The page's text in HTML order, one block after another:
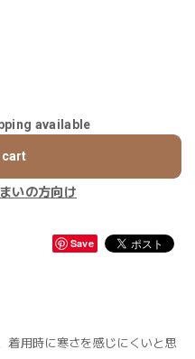
available
cart
いの方向け
Save
着用時に寒さを感じにくいと思